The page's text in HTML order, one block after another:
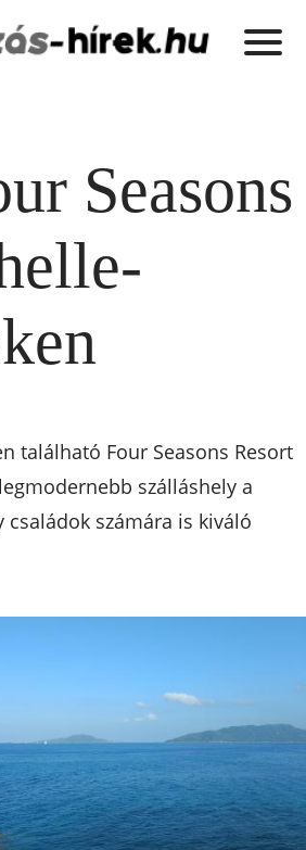
Seasons
található Four Seasons Resort
szálláshely a
családok számára is kiváló